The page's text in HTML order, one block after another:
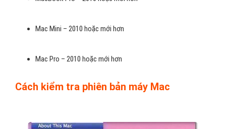
Mac Mini – 2010 hoặc mới hơn
Mac Pro – 2010 hoặc mới hơn
Cách kiểm tra phiên bản máy Mac